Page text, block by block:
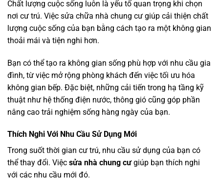
Chất lượng cuộc sống luôn là yếu tố quan trọng khi chọn
nơi cư trú. Việc sửa chữa nhà chung cư giúp cải thiện chất
lượng cuộc sống của bạn bằng cách tạo ra một không gian
thoải mái và tiện nghi hơn.
Bạn có thể tạo ra không gian sống phù hợp với nhu cầu gia
đình, từ việc mở rộng phòng khách đến việc tối ưu hóa
không gian bếp. Đặc biệt, những cải tiến trong hạ tầng kỹ
thuật như hệ thống điện nước, thông gió cũng góp phần
nâng cao trải nghiệm sống hàng ngày của bạn.
Thích Nghi Với Nhu Cầu Sử Dụng Mới
Trong suốt thời gian cư trú, nhu cầu sử dụng của bạn có
thể thay đổi. Việc sửa nhà chung cưgiúp bạn thích nghi
với các nhu cầu mới đó.